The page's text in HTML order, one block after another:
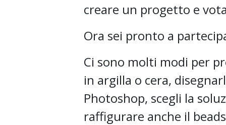
creare un progetto e
Ora sei pronto a
Ci sono molti modi per
in argilla o cera,
Photoshop, scegli la
raffigurare anche il